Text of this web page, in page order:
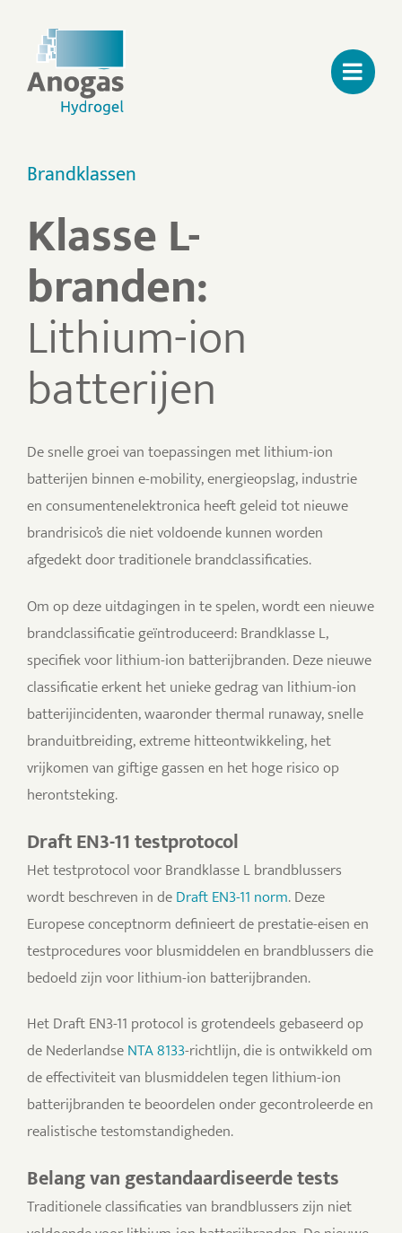
inhoud
Brandklassen
Klasse L-
branden:
Lithium-ion
batterijen
De snelle groei van toepassingen met lithium-ion
batterijen binnen e-mobility, energieopslag, industrie
en consumentenelektronica heeft geleid tot nieuwe
brandrisico’s die niet voldoende kunnen worden
afgedekt door traditionele brandclassificaties.
Om op deze uitdagingen in te spelen, wordt een nieuwe
brandclassificatie geïntroduceerd: Brandklasse L,
specifiek voor lithium-ion batterijbranden. Deze nieuwe
classificatie erkent het unieke gedrag van lithium-ion
batterijincidenten, waaronder thermal runaway, snelle
branduitbreiding, extreme hitteontwikkeling, het
vrijkomen van giftige gassen en het hoge risico op
herontsteking.
Draft EN3-11 testprotocol
Het testprotocol voor Brandklasse L brandblussers
wordt beschreven in deDraft EN3-11 norm. Deze
Europese conceptnorm definieert de prestatie-eisen en
testprocedures voor blusmiddelen en brandblussers die
bedoeld zijn voor lithium-ion batterijbranden.
Het Draft EN3-11 protocol is grotendeels gebaseerd op
de NederlandseNTA 8133-richtlijn, die is ontwikkeld om
de effectiviteit van blusmiddelen tegen lithium-ion
batterijbranden te beoordelen onder gecontroleerde en
realistische testomstandigheden.
Belang van gestandaardiseerde tests
Traditionele classificaties van brandblussers zijn niet